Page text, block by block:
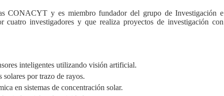
CONACYT y es miembro fundador del grupo de Investigación e
investigadores y que realiza proyectos de investigación con
inteligentes utilizando visión artificial.
por trazo de rayos.
en sistemas de concentración solar.